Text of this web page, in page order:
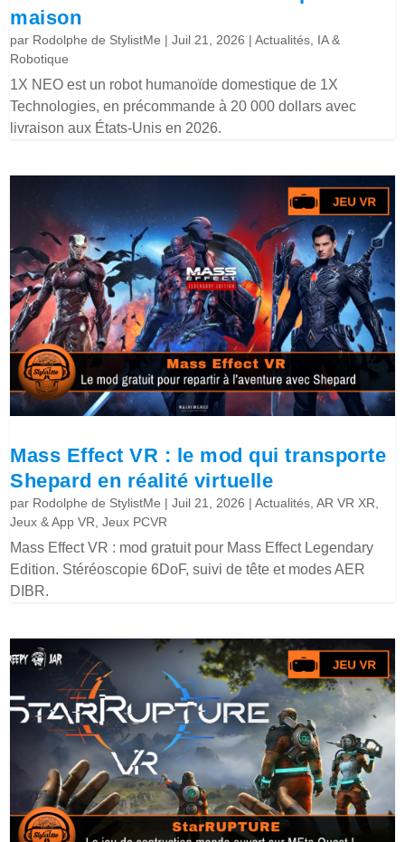
maison
par Rodolphe de StylistMe |Juil 21, 2026 |Actualités IA &
Robotique
1X NEO est un robot humanoïde domestique de 1X
Technologies, en précommande à 20 000 dollars avec
livraison aux États-Unis en 2026.
Mass Effect VR : le mod qui transporte
Shepard en réalité virtuelle
par Rodolphe de StylistMe |Juil 21, 2026 |Actualités ,AR VR XR
Jeux & App VR ,Jeux PCVR
Mass Effect VR : mod gratuit pour Mass Effect Legendary
Edition. Stéréoscopie 6DoF, suivi de tête et modes AER
DIBR.